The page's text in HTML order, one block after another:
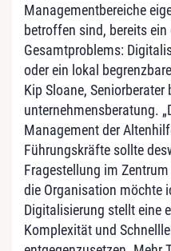
Managementbereiche
betroffen sind, bereits ein
Gesamtproblems:
oder ein lokal
Kip Sloane,
unternehmensberatung.
Management der
Führungskräfte sollte
Fragestellung im
die Organisation möchte
Digitalisierung stellt eine
Komplexität und